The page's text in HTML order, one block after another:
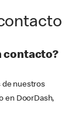
contacto?
de nuestros
en DoorDash,